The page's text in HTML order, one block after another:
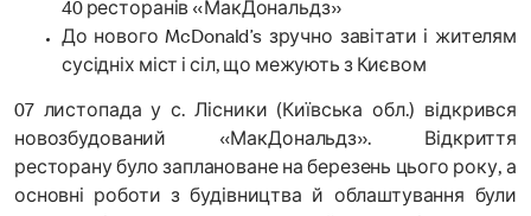
40 ресторанів «МакДональдз»
До нового McDonald’s зручно завітати і жителям
сусідніх міст і сіл, що межують з Києвом
07 листопада у с. Лісники (Київська обл.) відкрився
новозбудований «МакДональдз». Відкриття
ресторану було заплановане на березень цього року, а
основні роботи з будівництва й облаштування були